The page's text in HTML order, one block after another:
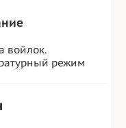
войлок.
режим